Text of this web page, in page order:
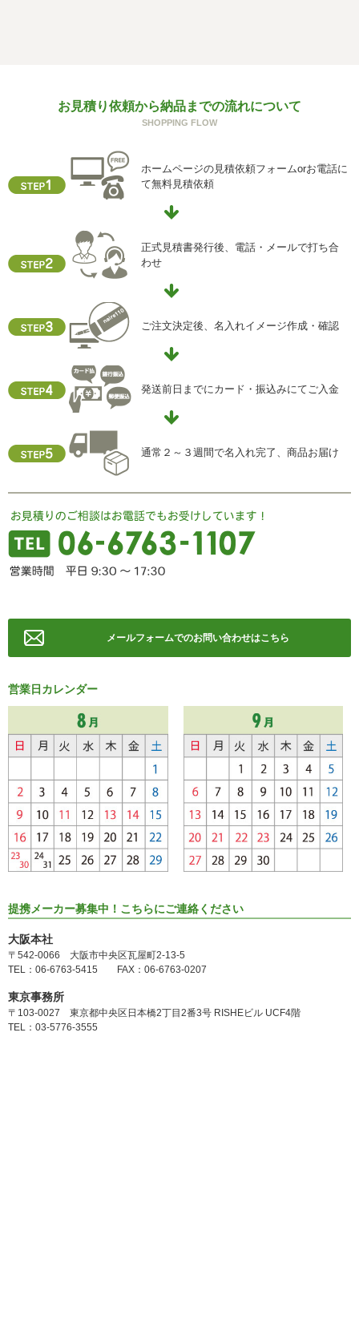
ご本人からの求めにより、当社が保有する保有個人データ
に関する開示、利用目的の通知、内容の訂正・追加または
供記録の開示(以下、開示等という)に応じます。
開示等に応ずる窓口は、下記「当社の個人情報の取扱いに
関する苦情、相談等の問合せ先」を参照してください。
クッキーやウェブビーコン等を用いるなどして、本人が容
易に認識できない方法による個人情報の取得を行っており
ません。
i) 個人情報保護方針
当社ホームページの個人情報保護方針をご覧下さい
住所 ：大阪市中央区瓦屋町2-13-5
TEL ： 06-6763-5415
FAX ： 06-6763-0829
お見積り依頼から納品までの流れについて
SHOPPING FLOW
ホームページの見積依頼フォームorお電話に
て無料見積依頼
正式見積書発行後、電話・メールで打ち合
わせ
ご注文決定後、名入れイメージ作成・確認
発送前日までにカード・振込みにてご入金
通常２～３週間で名入れ完了、商品お届け
メールフォームでのお問い合わせはこちら
営業日カレンダー
提携メーカー募集中！こちらにご連絡ください
大阪本社
〒542-0066 大阪市中央区瓦屋町2-13-5
TEL：06-6763-5415 FAX：06-6763-0207
東京事務所
〒103-0027 東京都中央区日本橋2丁目2番3号 RISHEビル UCF4階
TEL：03-5776-3555